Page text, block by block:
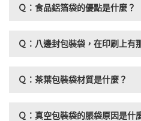
Ｑ：食品鋁箔袋的優點是什麼？
Ｑ：八邊封包裝袋，在印刷上有
Ｑ：茶葉包裝袋材質是什麼？
Ｑ：真空包裝袋的脹袋原因是什